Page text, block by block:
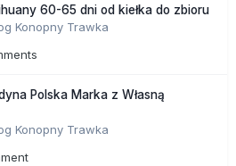
60-65 dni od kiełka do zbioru
Konopny Trawka
Polska Marka z Własną
Konopny Trawka